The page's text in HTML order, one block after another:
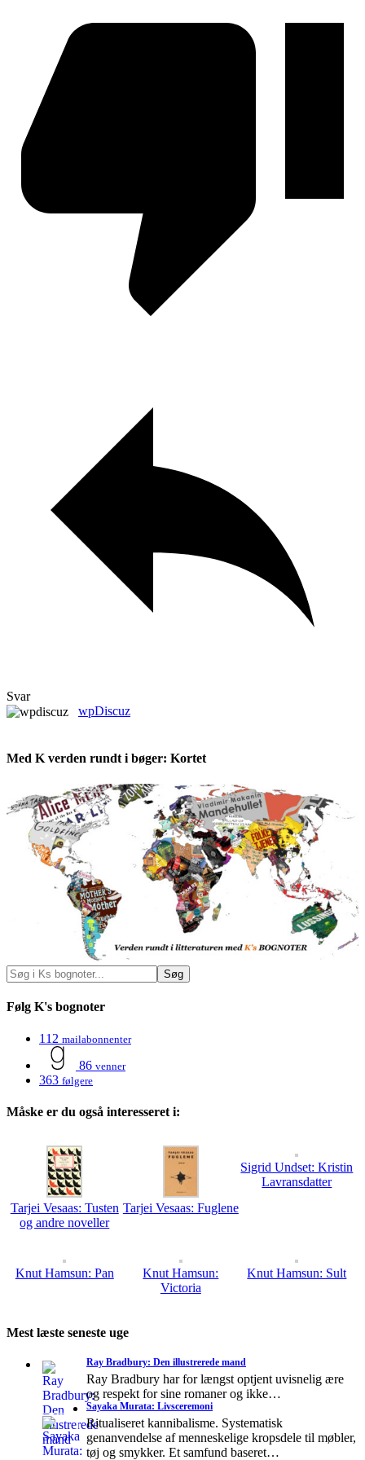
Svar
wpDiscuz
Med K verden rundt i bøger: Kortet
Følg K's bognoter
112 mailabonnenter
86 venner
363 følgere
Måske er du også interesseret i:
Tarjei Vesaas: Tusten
og andre noveller
Tarjei Vesaas: Fuglene
Sigrid Undset: Kristin
Lavransdatter
Knut Hamsun: Pan
Knut Hamsun:
Victoria
Knut Hamsun: Sult
Mest læste seneste uge
Ray Bradbury: Den illustrerede mand
Ray Bradbury har for længst optjent uvisnelig ære
og respekt for sine romaner og ikke…
Sayaka Murata: Livsceremoni
Ritualiseret kannibalisme. Systematisk
genanvendelse af menneskelige kropsdele til møbler,
tøj og smykker. Et samfund baseret…